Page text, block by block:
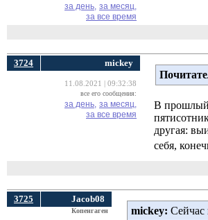
за день, за месяц,
за все время
3724 mickey
11.08.2021 | 09:32:38
все его сообщения:
за день, за месяц,
за все время
В прошлый
другая:
себя,
3725 Jacob08
Копенгаген mickey: Сейчас